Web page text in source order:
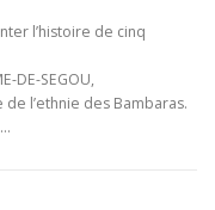
l’histoire de cinq
DE-SEGOU,
l’ethnie des Bambaras.